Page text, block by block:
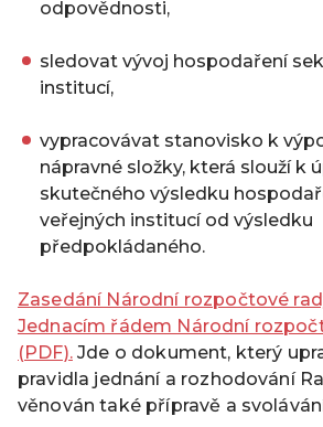
odpovědnosti,
sledovat vývoj hospodaření
institucí,
vypracovávat stanovisko k
nápravné složky, která slouží k
skutečného výsledku
veřejných institucí od výsledku
předpokládaného.
Zasedání Národní rozpočtové
Jednacím řádem Národní
(PDF).Jde o dokument, který
pravidla jednání a rozhodování
věnován také přípravě a